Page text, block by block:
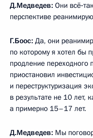
Д.Медведев: Они
перспективе
Г.Боос: Да, они
по которому я хотел бы
продление переходного
приостановил
и переструктуризация
в результате не 10 лет,
а примерно 15–17 лет.
Д.Медведев: Мы